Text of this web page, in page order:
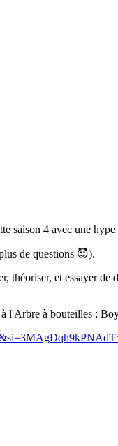
saison 4 avec une
de questions 😈).
théoriser, et essayer
à bouteilles ;